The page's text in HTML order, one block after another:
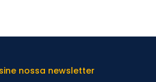
nossa newsletter